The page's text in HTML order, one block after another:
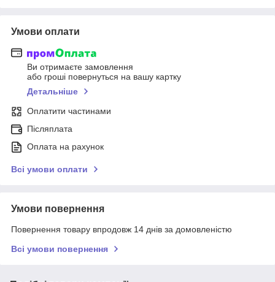
Умови оплати
Ви отримаєте замовлення
або гроші повернуться на вашу картку
Детальніше
Оплатити частинами
Післяплата
Оплата на рахунок
Всі умови оплати
Умови повернення
Повернення товару впродовж 14 днів за домовленістю
Всі умови повернення